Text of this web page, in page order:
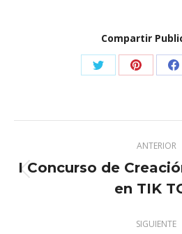
Compartir
Share
X
Share
entre
publicaciones
ANTERIOR
I Concurso de
en TIK
SIGUIENTE